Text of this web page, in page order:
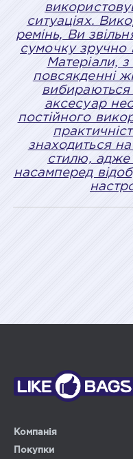
ситуаціях.
ремінь, Ви
сумочку зручно
Матеріали,
повсякденні
вибираються
аксесуар
постійного
знаходиться на
стилю, адже
насамперед
Компанія
Покупки